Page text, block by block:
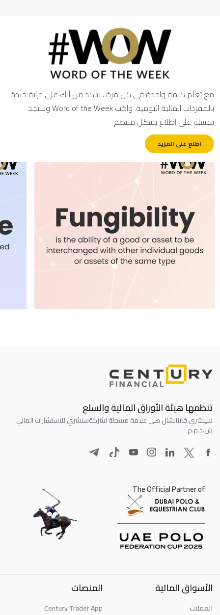
تعلم كلمة واحدة في كل مرة ، نتأكد من أنك على دراية جيدة
بالمفردات المالية اليومية. واكب Word of the Week وستجد
على اطلاع بشكل منتظم
اطلع على المزيد
تنظمها هيئة الأوراق المالية والسلع
سينشري فاينانشال هي علامة مسجلة لشركةسنشري للاستشارات المالي
ش.ذ.م.م
The Official Partner of
الأسواق المالية
العملات
المنصات
Century Trader App